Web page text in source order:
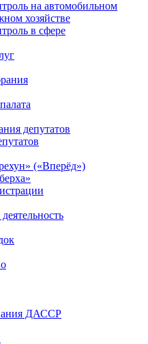
на автомобильном
хозяйстве
в сфере
депутатов
(«Вперёд»)
ДАССР